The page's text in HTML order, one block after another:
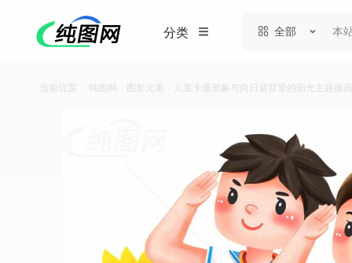
分类 全部
当前位置： 纯图网 图形元素 儿童卡通形象与向日葵背景的阳光主题插